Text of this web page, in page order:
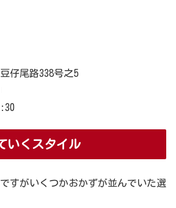
仔尾路338号之5
いくスタイル
すがいくつかおかずが並んでいた選